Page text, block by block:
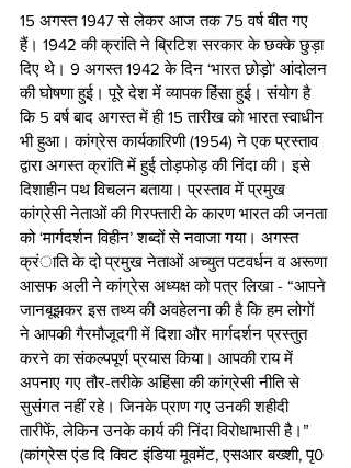
15 अगस्त 1947 से लेकर आज तक 75 वर्ष बीत गए
हैं। 1942 की क्रांति ने ब्रिटिश सरकार के छक्के छुड़ा
दिए थे। 9 अगस्त 1942 के दिन ‘भारत छोड़ो’ आंदोलन
की घोषणा हुई। पूरे देश में व्यापक हिंसा हुई। संयोग है
कि 5 वर्ष बाद अगस्त में ही 15 तारीख को भारत स्वाधीन
भी हुआ। कांग्रेस कार्यकारिणी (1954) ने एक प्रस्ताव
द्वारा अगस्त क्रांति में हुई तोड़फोड़ की निंदा की। इसे
दिशाहीन पथ विचलन बताया। प्रस्ताव में प्रमुख
कांग्रेसी नेताओं की गिरफ्तारी के कारण भारत की जनता
को ‘मार्गदर्शन विहीन’ शब्दों से नवाजा गया। अगस्त
क्रंाति के दो प्रमुख नेताओं अच्युत पटवर्धन व अरूणा
आसफ अली ने कांग्रेस अध्यक्ष को पत्र लिखा - “आपने
जानबूझकर इस तथ्य की अवहेलना की है कि हम लोगों
ने आपकी गैरमौजूदगी में दिशा और मार्गदर्शन प्रस्तुत
करने का संकल्पपूर्ण प्रयास किया। आपकी राय में
अपनाए गए तौर-तरीके अहिंसा की कांग्रेसी नीति से
सुसंगत नहीं रहे। जिनके प्राण गए उनकी शहीदी
तारीफें, लेकिन उनके कार्य की निंदा विरोधाभासी है।”
(कांग्रेस एंड दि क्विट इंडिया मूवमेंट, एसआर बख्शी, पृ0